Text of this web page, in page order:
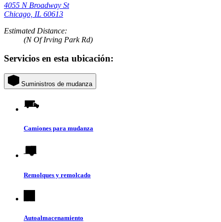
4055 N Broadway St
Chicago, IL 60613
Estimated Distance:
(N Of Irving Park Rd)
Servicios en esta ubicación:
Suministros de mudanza
Camiones para mudanza
Remolques y remolcado
Autoalmacenamiento